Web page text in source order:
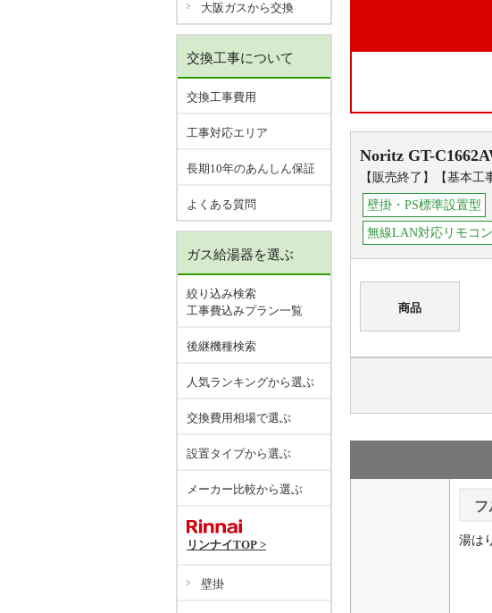
Noritz GT-
【販売終了】【基本
壁掛・PS標準設置型
無線LAN対応リモコ
商品
フ
湯は
大阪ガスから交換
交換工事について
交換工事費用
工事対応エリア
長期10年のあんしん保証
よくある質問
ガス給湯器を選ぶ
絞り込み検索
工事費込みプラン一覧
後継機種検索
人気ランキングから選ぶ
交換費用相場で選ぶ
設置タイプから選ぶ
メーカー比較から選ぶ
リンナイTOP >
壁掛